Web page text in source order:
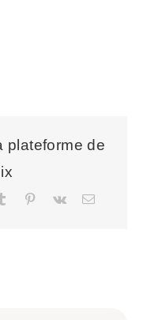
plateforme de
Tumblr Pinterest
Vk Email